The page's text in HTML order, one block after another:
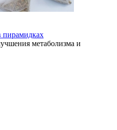
метаболизма и